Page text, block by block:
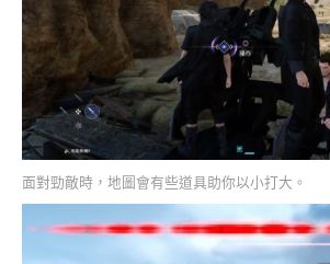
面對勁敵時，地圖會有些道具助你以小打大。